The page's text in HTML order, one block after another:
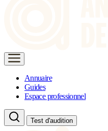
Annuaire
Guides
Espace professionnel
Test d'audition